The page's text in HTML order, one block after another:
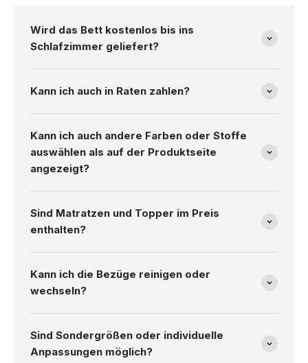
Wird das Bett kostenlos bis ins
Schlafzimmer geliefert?
Kann ich auch in Raten zahlen?
Kann ich auch andere Farben oder Stoffe
auswählen als auf der Produktseite
angezeigt?
Sind Matratzen und Topper im Preis
enthalten?
Kann ich die Bezüge reinigen oder
wechseln?
Sind Sondergrößen oder individuelle
Anpassungen möglich?